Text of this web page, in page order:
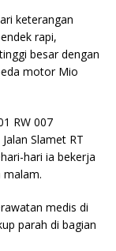
keterangan
rapi,
besar dengan
motor Mio
RW 007
Slamet RT
hari ia bekerja
malam.
medis di
parah di bagian